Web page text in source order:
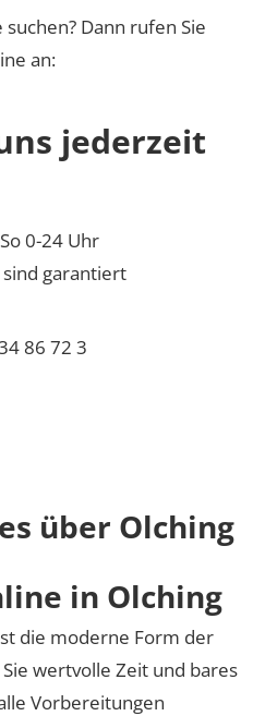
Dann rufen Sie
an:
jederzeit
0-24 Uhr
garantiert
86 72 3
über Olching
in Olching
die moderne Form der
wertvolle Zeit und bares
Vorbereitungen